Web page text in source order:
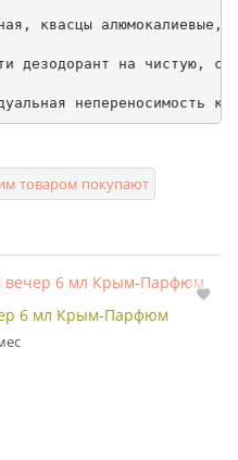
квасцы
дезодорант на чистую,
товаром покупают
6 мл Крым-Парфюм